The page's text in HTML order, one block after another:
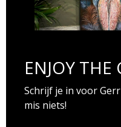
ENJOY THE
Schrijf je in voor
mis niets!